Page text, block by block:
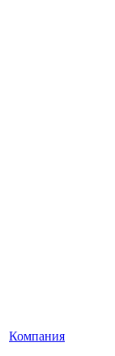
Компания